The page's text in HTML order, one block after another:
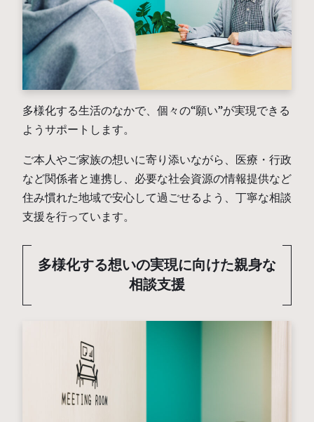
多様化する生活のなかで、個々の“願い”が実現できる
ようサポートします。
ご本人やご家族の想いに寄り添いながら、医療・行政
など関係者と連携し、必要な社会資源の情報提供など
住み慣れた地域で安心して過ごせるよう、丁寧な相談
支援を行っています。
多様化する想いの実現に向けた親身な
相談支援